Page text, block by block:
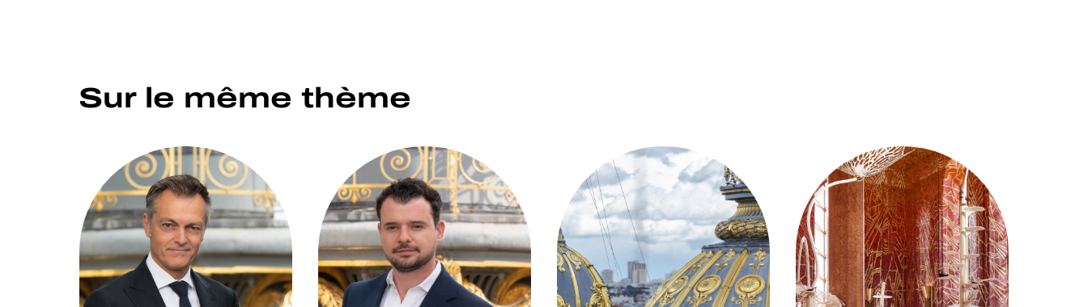
Sur le même thème